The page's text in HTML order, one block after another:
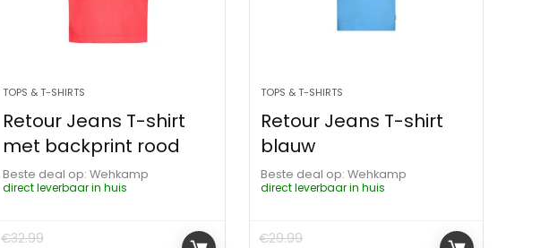
TOPS & T-SHIRTS
Retour Jeans T-shirt
met backprint rood
Beste deal op:
Wehkamp
direct leverbaar in huis
€32.99
TOPS & T-SHIRTS
Retour Jeans T-shirt
blauw
Beste deal op:
Wehkamp
direct leverbaar in huis
€29.99